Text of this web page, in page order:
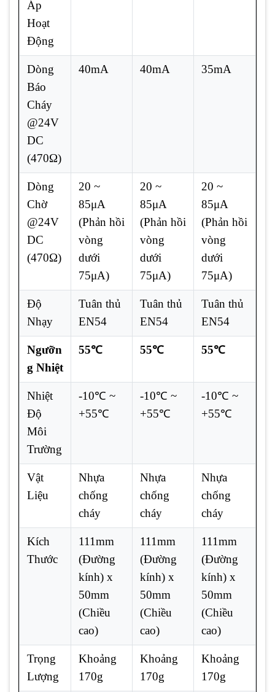
Áp
Hoạt
Động
Dòng
Báo
Cháy
@24V
DC
(470Ω)
40mA 40mA 35mA
Dòng
Chờ
@24V
DC
(470Ω)
20 ~
85μA
(Phản hồi
vòng
dưới
75μA)
20 ~
85μA
(Phản hồi
vòng
dưới
75μA)
20 ~
85μA
(Phản hồi
vòng
dưới
75μA)
Độ
Nhạy
Tuân thủ
EN54
Tuân thủ
EN54
Tuân thủ
EN54
Ngưỡn
g Nhiệt
55℃ 55℃ 55℃
Nhiệt
Độ
Môi
Trường
-10℃ ~
+55℃
-10℃ ~
+55℃
-10℃ ~
+55℃
Vật
Liệu
Nhựa
chống
cháy
Nhựa
chống
cháy
Nhựa
chống
cháy
Kích
Thước
111mm
(Đường
kính) x
50mm
(Chiều
cao)
111mm
(Đường
kính) x
50mm
(Chiều
cao)
111mm
(Đường
kính) x
50mm
(Chiều
cao)
Trọng
Lượng
Khoảng
170g
Khoảng
170g
Khoảng
170g